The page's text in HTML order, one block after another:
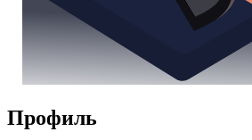
Профиль